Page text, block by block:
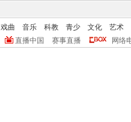
戏曲 音乐 科教 青少 文化
艺术
直播中国 赛事直播 网络